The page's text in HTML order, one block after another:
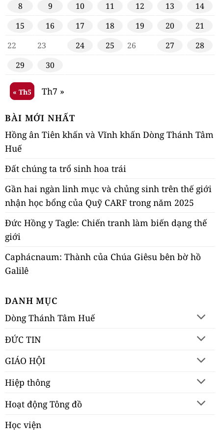
8
9 10 11 12 13
14
15
16 17 18 19 20
21
22
23 24 25 26 27
28
29
30
« Th5 Th7 »
BÀI MỚI NHẤT
Hồng ân Tiên khấn và Vĩnh khấn Dòng Thánh Tâm
Huế
Đất chúng ta trổ sinh hoa trái
Gần hai ngàn linh mục và chủng sinh trên thế giới
nhận học bổng của Quỹ CARF trong năm 2025
Đức Hồng y Tagle: Chiến tranh làm biến dạng thế
giới
Caphácnaum: Thành của Chúa Giêsu bên bờ hồ
Galilê
DANH MỤC
Dòng Thánh Tâm Huế
ĐỨC TIN
GIÁO HỘI
Hiệp thông
Hoạt động Tông đồ
Học viện